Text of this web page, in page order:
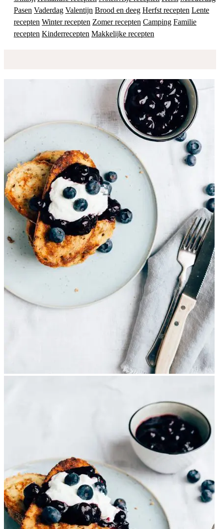
Pasen Vaderdag Valentijn Brood en deeg Herfst recepten Lente
recepten Winter recepten Zomer recepten Camping Familie
recepten Kinderrecepten Makkelijke recepten